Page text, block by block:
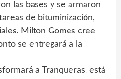
las bases y se armaron
de bituminización,
Milton Gomes cree
se entregará a la
a Tranqueras, está